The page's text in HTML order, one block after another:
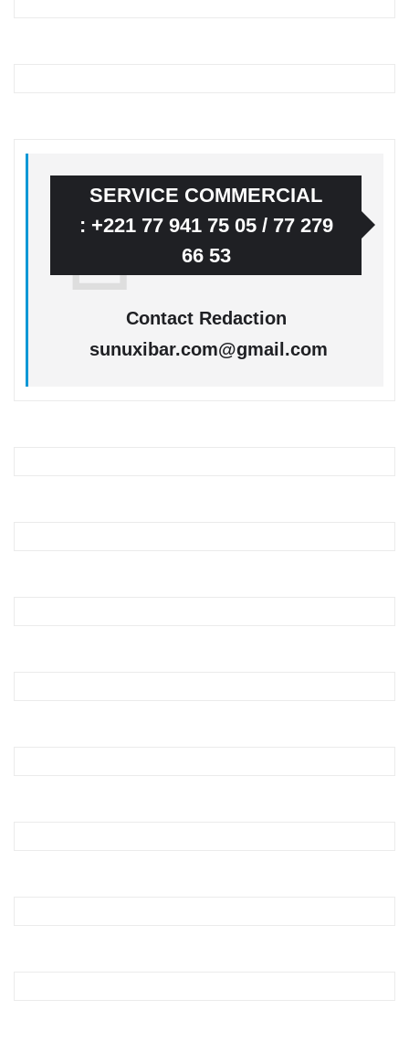
SERVICE COMMERCIAL
: +221 77 941 75 05 / 77 279
66 53
Contact Redaction
sunuxibar.com@gmail.com